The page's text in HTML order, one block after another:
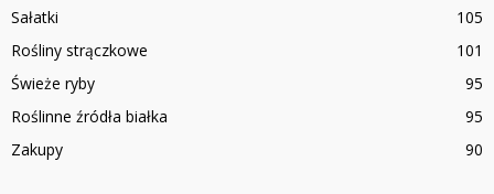
Sałatki
105
Rośliny strączkowe
101
Świeże ryby
95
Roślinne źródła białka
95
Zakupy
90